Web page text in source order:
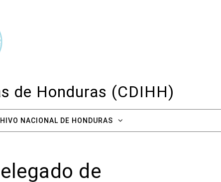
de Honduras (CDIHH)
NACIONAL DE HONDURAS
de